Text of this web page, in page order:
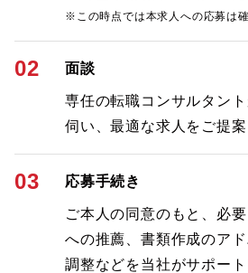
※この時点では本求人への応募は確
02 面談
専任の転職コンサルタン
伺い、最適な求人をご提案
03 応募手続き
ご本人の同意のもと、必
への推薦、書類作成のア
調整などを当社がサポート